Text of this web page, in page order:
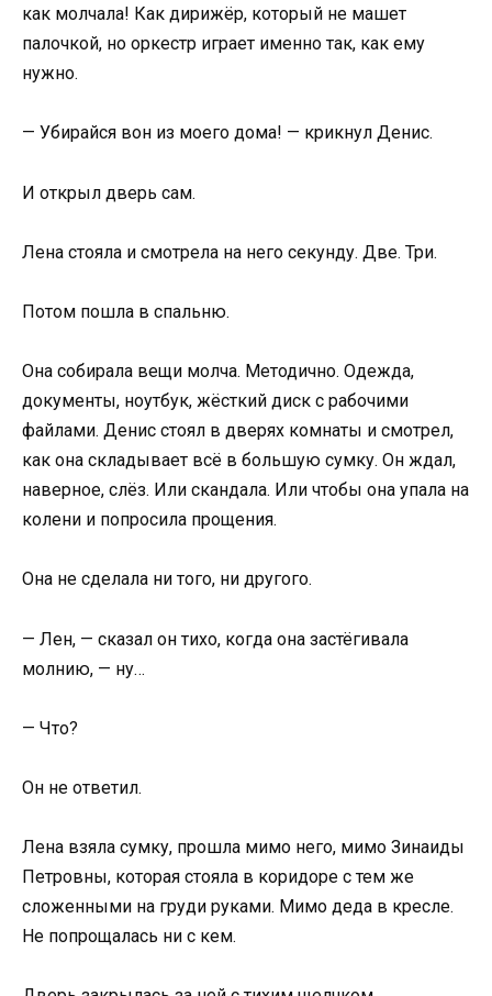
как молчала! Как дирижёр, который не машет
палочкой, но оркестр играет именно так, как ему
нужно.
— Убирайся вон из моего дома! — крикнул Денис.
И открыл дверь сам.
Лена стояла и смотрела на него секунду. Две. Три.
Потом пошла в спальню.
Она собирала вещи молча. Методично. Одежда,
документы, ноутбук, жёсткий диск с рабочими
файлами. Денис стоял в дверях комнаты и смотрел,
как она складывает всё в большую сумку. Он ждал,
наверное, слёз. Или скандала. Или чтобы она упала на
колени и попросила прощения.
Она не сделала ни того, ни другого.
— Лен, — сказал он тихо, когда она застёгивала
молнию, — ну…
— Что?
Он не ответил.
Лена взяла сумку, прошла мимо него, мимо Зинаиды
Петровны, которая стояла в коридоре с тем же
сложенными на груди руками. Мимо деда в кресле.
Не попрощалась ни с кем.